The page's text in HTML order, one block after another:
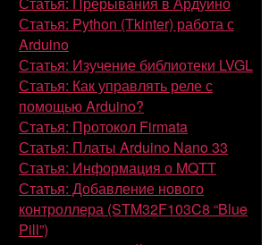
Статья: Python (Tkinter) работа с
Arduino
Статья: Изучение библиотеки LVGL
Статья: Как управлять реле с
помощью Arduino?
Статья: Протокол Firmata
Статья: Платы Arduino Nano 33
Статья: Информация о MQTT
Статья: Добавление нового
контроллера (STM32F103C8 “Blue
Pill”)